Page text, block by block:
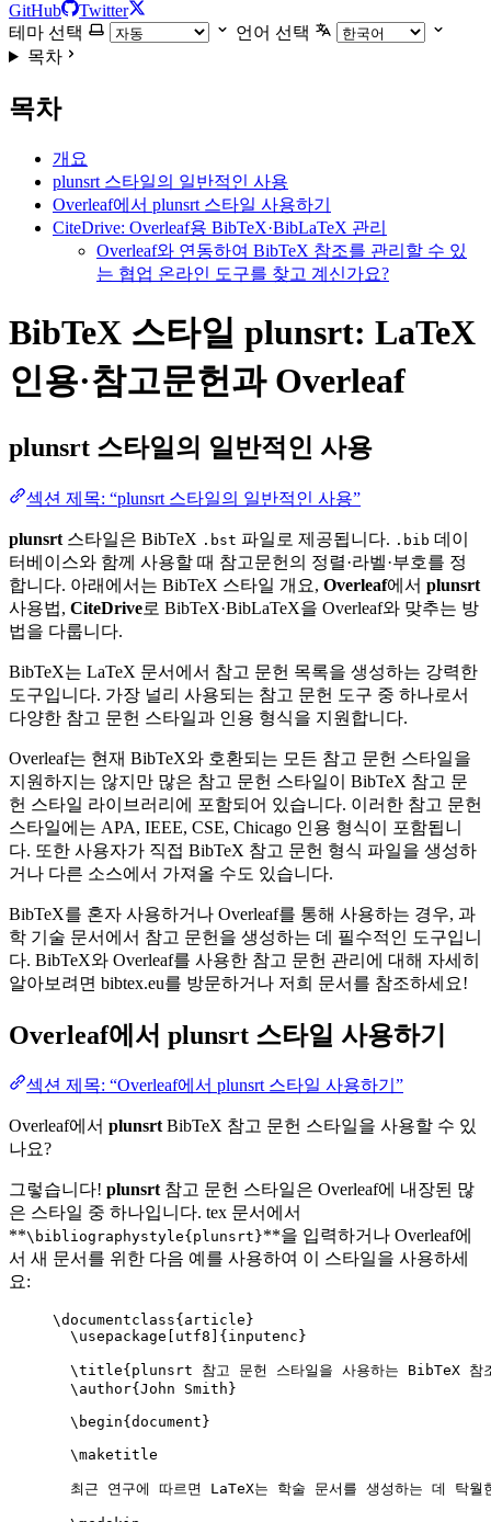
GitHub
Twitter
테마 선택
언어 선택
목차
목차
개요
plunsrt 스타일의 일반적인 사용
Overleaf에서 plunsrt 스타일 사용하기
CiteDrive: Overleaf용 BibTeX·BibLaTeX 관리
Overleaf와 연동하여 BibTeX 참조를 관리할 수 있
는 협업 온라인 도구를 찾고 계신가요?
BibTeX 스타일 plunsrt: LaTeX
인용·참고문헌과 Overleaf
plunsrt 스타일의 일반적인 사용
섹션 제목: “plunsrt 스타일의 일반적인 사용”
plunsrt 스타일은 BibTeX .bst 파일로 제공됩니다. .bib 데이
터베이스와 함께 사용할 때 참고문헌의 정렬·라벨·부호를 정
합니다. 아래에서는 BibTeX 스타일 개요, Overleaf에서 plunsrt
사용법, CiteDrive로 BibTeX·BibLaTeX을 Overleaf와 맞추는 방
법을 다룹니다.
BibTeX는 LaTeX 문서에서 참고 문헌 목록을 생성하는 강력한
도구입니다. 가장 널리 사용되는 참고 문헌 도구 중 하나로서
다양한 참고 문헌 스타일과 인용 형식을 지원합니다.
Overleaf는 현재 BibTeX와 호환되는 모든 참고 문헌 스타일을
지원하지는 않지만 많은 참고 문헌 스타일이 BibTeX 참고 문
헌 스타일 라이브러리에 포함되어 있습니다. 이러한 참고 문헌
스타일에는 APA, IEEE, CSE, Chicago 인용 형식이 포함됩니
다. 또한 사용자가 직접 BibTeX 참고 문헌 형식 파일을 생성하
거나 다른 소스에서 가져올 수도 있습니다.
BibTeX를 혼자 사용하거나 Overleaf를 통해 사용하는 경우, 과
학 기술 문서에서 참고 문헌을 생성하는 데 필수적인 도구입니
다. BibTeX와 Overleaf를 사용한 참고 문헌 관리에 대해 자세히
알아보려면 bibtex.eu를 방문하거나 저희 문서를 참조하세요!
Overleaf에서 plunsrt 스타일 사용하기
섹션 제목: “Overleaf에서 plunsrt 스타일 사용하기”
Overleaf에서 plunsrtBibTeX 참고 문헌 스타일을 사용할 수 있
나요?
그렇습니다! plunsrt참고 문헌 스타일은 Overleaf에 내장된 많
은 스타일 중 하나입니다. tex 문서에서
**\bibliographystyle{plunsrt}**을 입력하거나 Overleaf에
서 새 문서를 위한 다음 예를 사용하여 이 스타일을 사용하세
요:
\documentclass{ article }
\usepackage
utf8 ]{ inputenc }
\title{plunsrt 참고 문헌 스타일을 사용하는 BibTeX 참
\author{John Smith}
\begin{ document }
\maketitle
최근 연구에 따르면 LaTeX는 학술 문서를 생성하는 데 탁